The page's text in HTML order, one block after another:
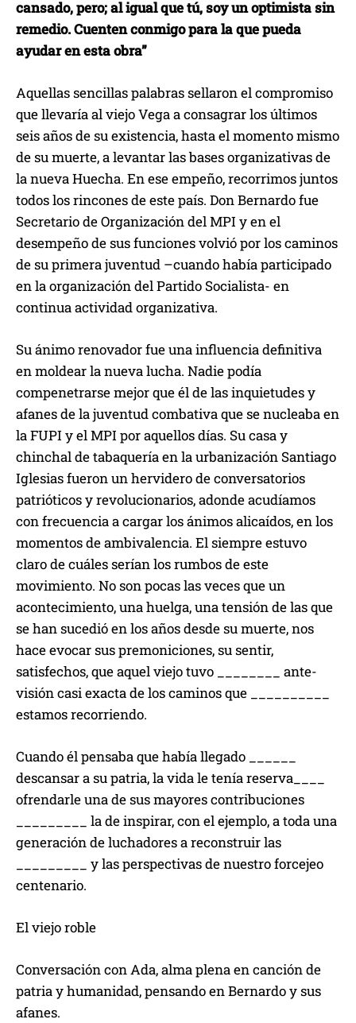
cansado, pero; al igual que tú, soy un optimista sin
remedio. Cuenten conmigo para la que pueda
ayudar en esta obra”
Aquellas sencillas palabras sellaron el compromiso
que llevaría al viejo Vega a consagrar los últimos
seis años de su existencia, hasta el momento mismo
de su muerte, a levantar las bases organizativas de
la nueva Huecha. En ese empeño, recorrimos juntos
todos los rincones de este país. Don Bernardo fue
Secretario de Organización del MPI y en el
desempeño de sus funciones volvió por los caminos
de su primera juventud –cuando había participado
en la organización del Partido Socialista- en
continua actividad organizativa.
Su ánimo renovador fue una influencia definitiva
en moldear la nueva lucha. Nadie podía
compenetrarse mejor que él de las inquietudes y
afanes de la juventud combativa que se nucleaba en
la FUPI y el MPI por aquellos días. Su casa y
chinchal de tabaquería en la urbanización Santiago
Iglesias fueron un hervidero de conversatorios
patrióticos y revolucionarios, adonde acudíamos
con frecuencia a cargar los ánimos alicaídos, en los
momentos de ambivalencia. El siempre estuvo
claro de cuáles serían los rumbos de este
movimiento. No son pocas las veces que un
acontecimiento, una huelga, una tensión de las que
se han sucedió en los años desde su muerte, nos
hace evocar sus premoniciones, su sentir,
satisfechos, que aquel viejo tuvo ________ ante-
visión casi exacta de los caminos que __________
estamos recorriendo.
Cuando él pensaba que había llegado ______
descansar a su patria, la vida le tenía reserva____
ofrendarle una de sus mayores contribuciones
_________ la de inspirar, con el ejemplo, a toda una
generación de luchadores a reconstruir las
_________ y las perspectivas de nuestro forcejeo
centenario.
El viejo roble
Conversación con Ada, alma plena en canción de
patria y humanidad, pensando en Bernardo y sus
afanes.